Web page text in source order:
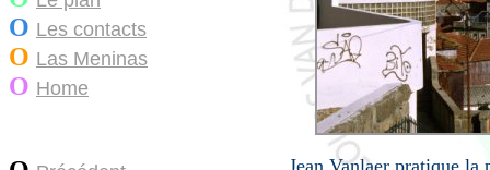
O Les contacts
O Las Meninas
O Home